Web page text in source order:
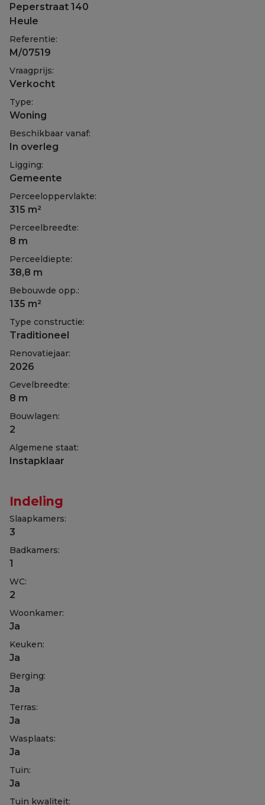
Peperstraat 140
Heule
Referentie:
M/07519
Vraagprijs:
Verkocht
Type:
Woning
Beschikbaar vanaf:
In overleg
Ligging:
Gemeente
Perceeloppervlakte:
315 m²
Perceelbreedte:
8 m
Perceeldiepte:
38,8 m
Bebouwde opp.:
135 m²
Type constructie:
Traditioneel
Renovatiejaar:
2026
Gevelbreedte:
8 m
Bouwlagen:
2
Algemene staat:
Instapklaar
Indeling
Slaapkamers:
3
Badkamers:
1
WC:
2
Woonkamer:
Ja
Keuken:
Ja
Berging:
Ja
Terras:
Ja
Wasplaats:
Ja
Tuin:
Ja
Tuin kwaliteit: